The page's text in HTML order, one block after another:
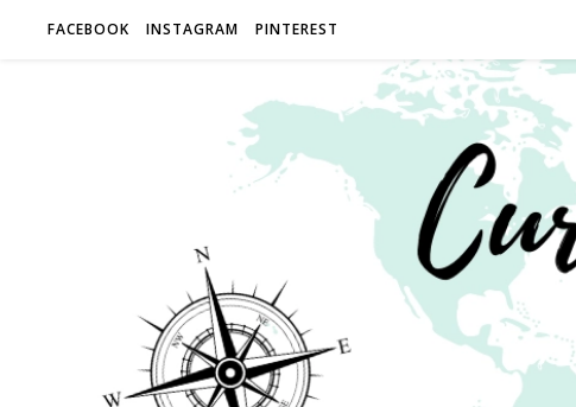
FACEBOOK INSTAGRAM PINTEREST